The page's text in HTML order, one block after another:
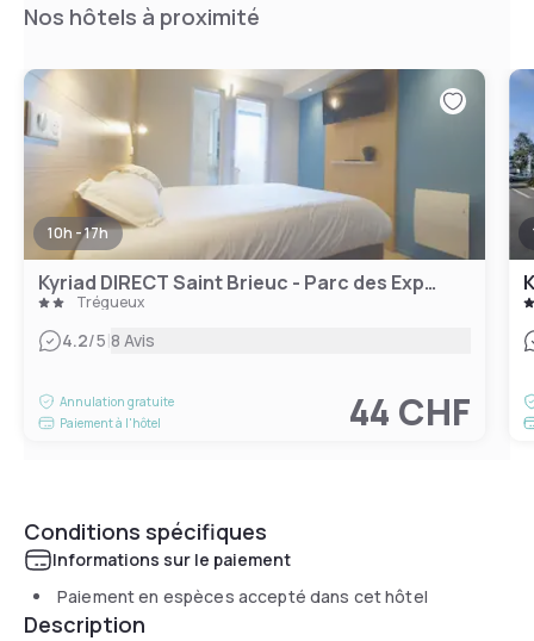
Nos hôtels à proximité
10h - 17h
Kyriad DIRECT Saint Brieuc - Parc des Expositions
Trégueux
4.2/5|8 Avis
Annulation gratuite
Paiement à l'hôtel
44 CHF
Conditions spécifiques
Informations sur le paiement
Paiement en espèces accepté dans cet hôtel
Description